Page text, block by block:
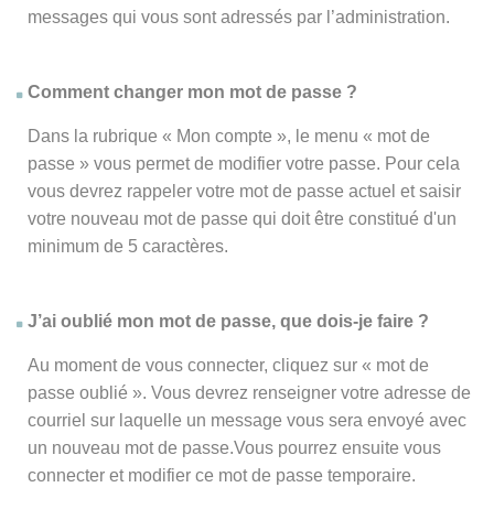
messages qui vous sont adressés par l’administration.
Comment changer mon mot de passe ?
Dans la rubrique « Mon compte », le menu « mot de
passe » vous permet de modifier votre passe. Pour cela
vous devrez rappeler votre mot de passe actuel et saisir
votre nouveau mot de passe qui doit être constitué d'un
minimum de 5 caractères.
J’ai oublié mon mot de passe, que dois-je faire ?
Au moment de vous connecter, cliquez sur « mot de
passe oublié ». Vous devrez renseigner votre adresse de
courriel sur laquelle un message vous sera envoyé avec
un nouveau mot de passe.Vous pourrez ensuite vous
connecter et modifier ce mot de passe temporaire.